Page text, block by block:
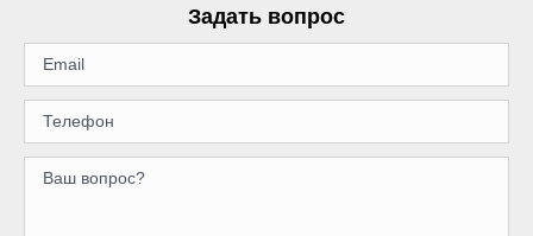
Задать вопрос